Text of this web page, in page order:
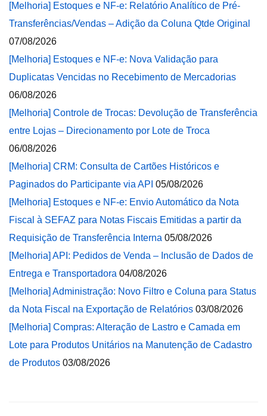
[Melhoria] Estoques e NF-e: Relatório Analítico de Pré-
Transferências/Vendas – Adição da Coluna Qtde Original
07/08/2026
[Melhoria] Estoques e NF-e: Nova Validação para
Duplicatas Vencidas no Recebimento de Mercadorias
06/08/2026
[Melhoria] Controle de Trocas: Devolução de Transferência
entre Lojas – Direcionamento por Lote de Troca
06/08/2026
[Melhoria] CRM: Consulta de Cartões Históricos e
Paginados do Participante via API 05/08/2026
[Melhoria] Estoques e NF-e: Envio Automático da Nota
Fiscal à SEFAZ para Notas Fiscais Emitidas a partir da
Requisição de Transferência Interna 05/08/2026
[Melhoria] API: Pedidos de Venda – Inclusão de Dados de
Entrega e Transportadora 04/08/2026
[Melhoria] Administração: Novo Filtro e Coluna para Status
da Nota Fiscal na Exportação de Relatórios 03/08/2026
[Melhoria] Compras: Alteração de Lastro e Camada em
Lote para Produtos Unitários na Manutenção de Cadastro
de Produtos 03/08/2026